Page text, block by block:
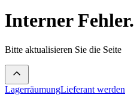
Interner Fehler.
Bitte aktualisieren Sie die Seite
LagerräumungLieferant werden